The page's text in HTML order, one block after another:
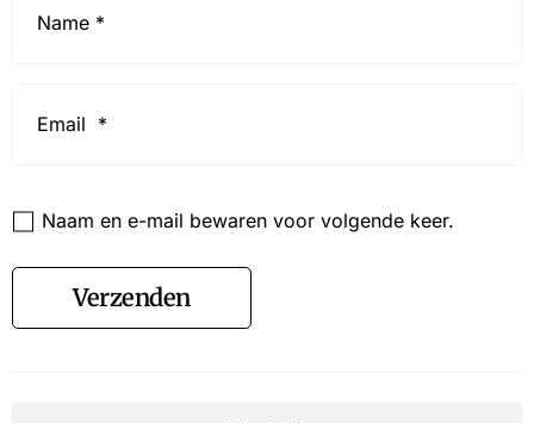
Naam en e-mail bewaren voor volgende keer.
Verzenden